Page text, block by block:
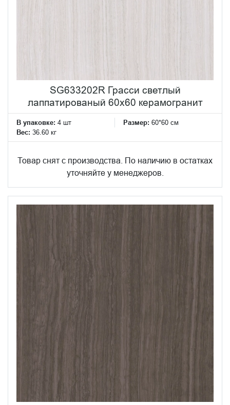
SG633202R Грасси светлый
лаппатированый 60x60 керамогранит
В упаковке: 4 шт Размер: 60*60 см
Вес: 36.60 кг
Товар снят с производства. По наличию в остатках
уточняйте у менеджеров.